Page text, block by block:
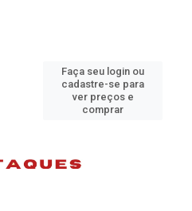
Faça seu login ou
cadastre-se para
ver preços e
comprar